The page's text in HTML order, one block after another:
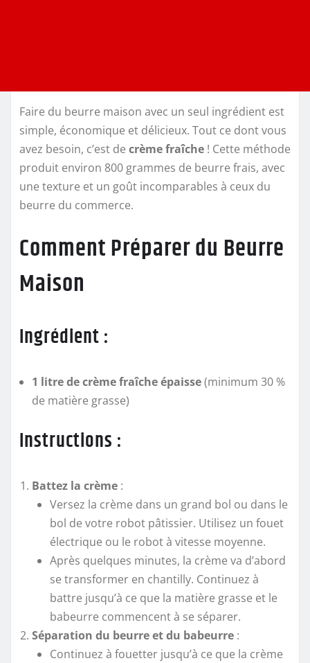
Faire du beurre maison avec un seul ingrédient est
simple, économique et délicieux. Tout ce dont vous
avez besoin, c’est de crème fraîche ! Cette méthode
produit environ 800 grammes de beurre frais, avec
une texture et un goût incomparables à ceux du
beurre du commerce.
Comment Préparer du Beurre
Maison
Ingrédient :
1 litre de crème fraîche épaisse(minimum 30 %
de matière grasse)
Instructions :
Battez la crème :
Versez la crème dans un grand bol ou dans le
bol de votre robot pâtissier. Utilisez un fouet
électrique ou le robot à vitesse moyenne.
Après quelques minutes, la crème va d’abord
se transformer en chantilly. Continuez à
battre jusqu’à ce que la matière grasse et le
babeurre commencent à se séparer.
Séparation du beurre et du babeurre :
Continuez à fouetter jusqu’à ce que la crème